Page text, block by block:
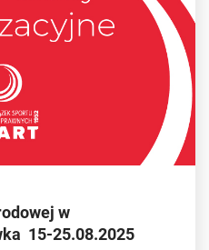
w
15-25.08.2025